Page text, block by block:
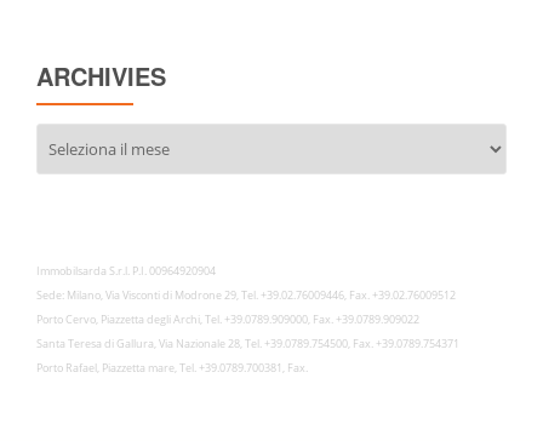
ARCHIVIES
Immobilsarda S.r.l. P.I. 00964920904
Sede: Milano, Via Visconti di Modrone 29, Tel. +39.02.76009446, Fax. +39.02.76009512
Porto Cervo, Piazzetta degli Archi, Tel. +39.0789.909000, Fax. +39.0789.909022
Santa Teresa di Gallura, Via Nazionale 28, Tel. +39.0789.754500, Fax. +39.0789.754371
Porto Rafael, Piazzetta mare, Tel. +39.0789.700381, Fax.